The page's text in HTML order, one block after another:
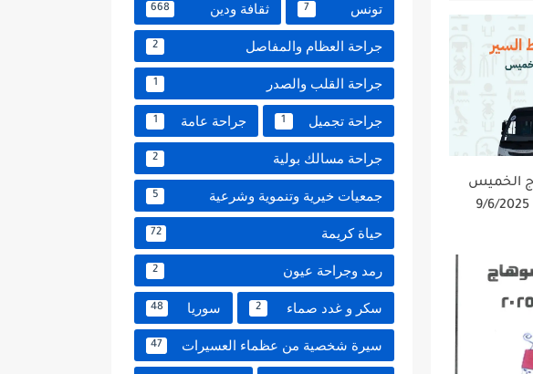
الخميس
تونس 7 ثقافة ودين 668
جراحة العظام والمفاصل 2
جراحة القلب والصدر 1
جراحة تجميل 1 جراحة عامة 1
جراحة مسالك بولية 2
جمعيات خيرية وتنموية وشرعية 5
حياة كريمة 72
رمد وجراحة عيون 2
سكر و غدد صماء 2 سوريا 48
سيرة شخصية من عظماء العسيرات 47